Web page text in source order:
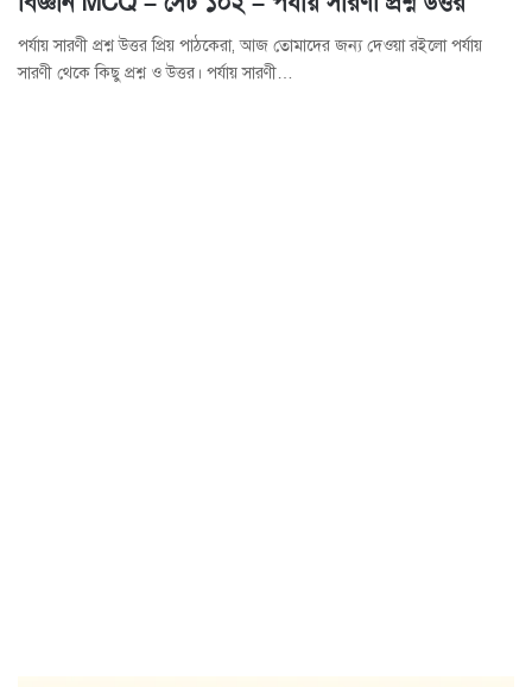
পর্যায় সারণী প্রশ্ন উত্তর প্রিয় পাঠকেরা, আজ তোমাদের জন্য দেওয়া রইলো পর্যায়
সারণী থেকে কিছু প্রশ্ন ও উত্তর। পর্যায় সারণী…